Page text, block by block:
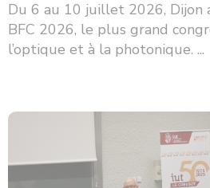
Du 6 au 10 juillet 2026, Dijon
BFC 2026, le plus grand
l’optique et à la photonique. ...